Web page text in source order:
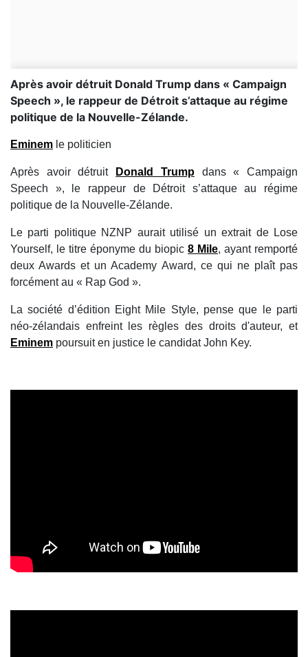
Après avoir détruit Donald Trump dans « Campaign
Speech », le rappeur de Détroit s’attaque au régime
politique de la Nouvelle-Zélande.
Eminem le politicien
Après avoir détruit Donald Trump
dans « Campaign
Speech », le rappeur de Détroit s’attaque au régime
politique de la Nouvelle-Zélande.
Le parti politique NZNP aurait utilisé un extrait de Lose
Yourself, le titre éponyme du biopic 8 Mile, ayant remporté
deux Awards et un Academy Award, ce qui ne plaît pas
forcément au « Rap God ».
La société d’édition Eight Mile Style, pense que le parti
néo-zélandais enfreint les règles des droits d'auteur, et
Eminem poursuit en justice le candidat John Key.